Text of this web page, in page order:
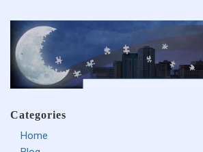
Categories
Home